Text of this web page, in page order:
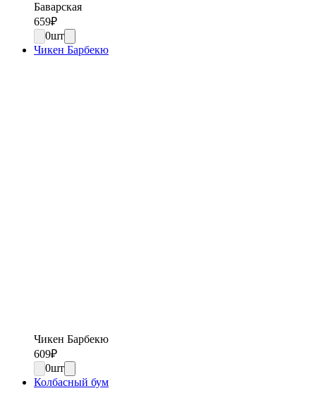
Баварская
659₽
0шт
Чикен Барбекю
Чикен Барбекю
609₽
0шт
Колбасный бум